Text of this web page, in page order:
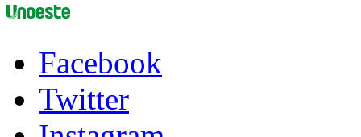
Facebook
Twitter